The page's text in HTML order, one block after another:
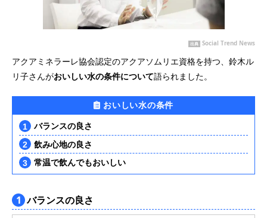
出典 Social Trend News
アクアミネラーレ協会認定のアクアソムリエ資格を持つ、鈴木ル
リ子さんがおいしい水の条件について語られました。
おいしい水の条件
バランスの良さ
飲み心地の良さ
常温で飲んでもおいしい
1 バランスの良さ